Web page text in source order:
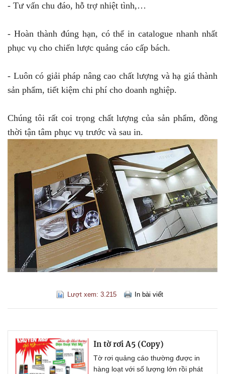
- Tư vấn chu đáo, hỗ trợ nhiệt tình,…
- Hoàn thành đúng hạn, có thể in catalogue nhanh nhất
phục vụ cho chiến lược quảng cáo cấp bách.
- Luôn có giải pháp nâng cao chất lượng và hạ giá thành
sản phẩm, tiết kiệm chi phí cho doanh nghiệp.
Chúng tôi rất coi trọng chất lượng của sản phẩm, đồng
thời tận tâm phục vụ trước và sau in.
Lượt xem: 3.215 In bài viết
In tờ rơi A5 (Copy)
Tờ rơi quảng cáo thường được in
hàng loạt với số lượng lớn rồi phát